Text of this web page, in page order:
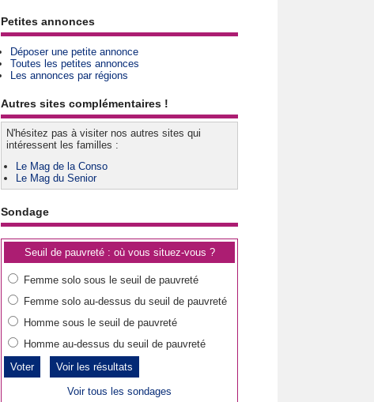
Petites annonces
Déposer une petite annonce
Toutes les petites annonces
Les annonces par régions
Autres sites complémentaires !
N'hésitez pas à visiter nos autres sites qui
intéressent les familles :
Le Mag de la Conso
Le Mag du Senior
Sondage
Seuil de pauvreté : où vous situez-vous ?
Femme solo sous le seuil de pauvreté
Femme solo au-dessus du seuil de pauvreté
Homme sous le seuil de pauvreté
Homme au-dessus du seuil de pauvreté
Voir les résultats
Voir tous les sondages